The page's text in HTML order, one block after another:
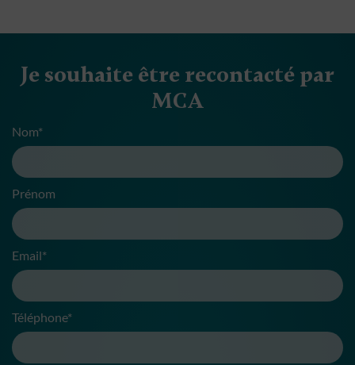
Je souhaite être recontacté par
MCA
Nom*
Prénom
Email*
Téléphone*